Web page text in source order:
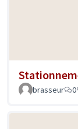
brasseur
0